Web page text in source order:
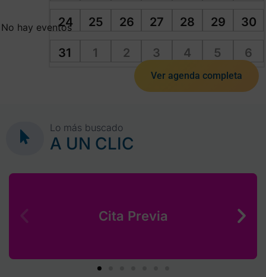
24 25 26 27 28 29 30
31 1 2 3 4 5 6
No hay eventos
Ver agenda completa
Lo más buscado
A UN CLIC
Cita Previa